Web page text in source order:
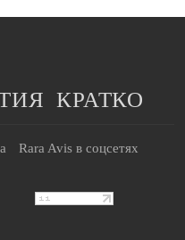
КРАТКО
Rara Avis в соцсетях